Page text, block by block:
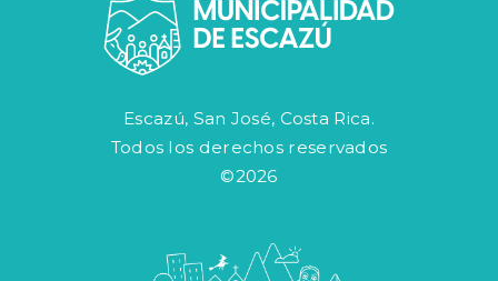
Escazú, San José, Costa Rica.
Todos los derechos reservados
©2026